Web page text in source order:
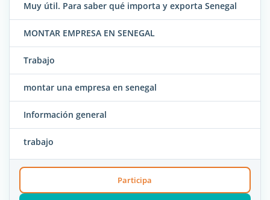
Muy útil. Para saber qué importa y exporta Senegal
MONTAR EMPRESA EN SENEGAL
Trabajo
montar una empresa en senegal
Información general
trabajo
Participa